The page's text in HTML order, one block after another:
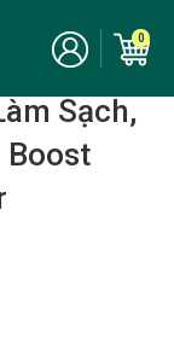
0
Sạch,
Boost